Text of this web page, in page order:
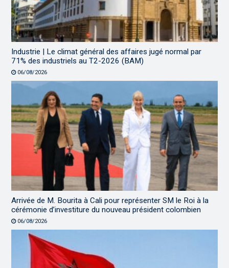
Industrie | Le climat général des affaires jugé normal par
71% des industriels au T2-2026 (BAM)
06/08/2026
Arrivée de M. Bourita à Cali pour représenter SM le Roi à la
cérémonie d’investiture du nouveau président colombien
06/08/2026